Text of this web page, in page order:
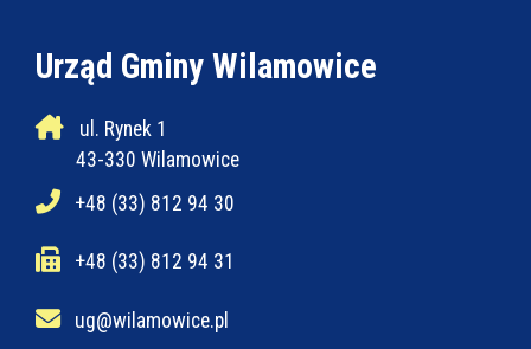
Urząd Gminy Wilamowice
ul. Rynek 1
43-330 Wilamowice
+48 (33) 812 94 30
+48 (33) 812 94 31
ug@wilamowice.pl